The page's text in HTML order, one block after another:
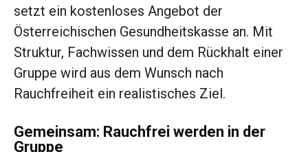
setzt ein kostenloses Angebot der
Österreichischen Gesundheitskasse an. Mit
Struktur, Fachwissen und dem Rückhalt einer
Gruppe wird aus dem Wunsch nach
Rauchfreiheit ein realistisches Ziel.
Gemeinsam: Rauchfrei werden in der
Gruppe